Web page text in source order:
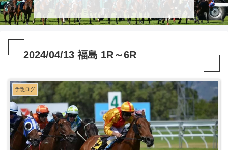
2024/04/13 福島 1R～6R
予想ログ